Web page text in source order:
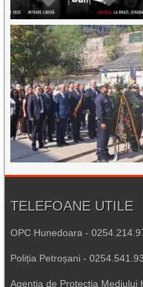
TELEFOANE UTILE
OPC Hunedoara -
Poliția Petroșani -
Agenția de Protecția Mediului